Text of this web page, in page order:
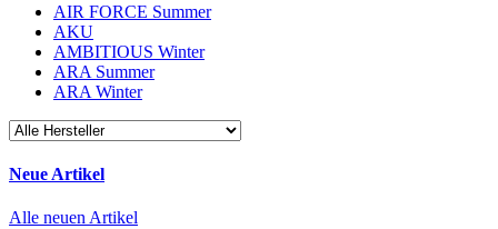
AIR FORCE Summer
AKU
AMBITIOUS Winter
ARA Summer
ARA Winter
Neue Artikel
Alle neuen Artikel